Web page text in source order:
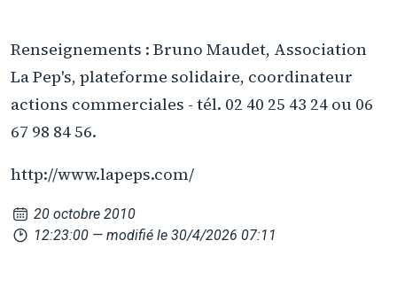
Renseignements : Bruno Maudet, Association
La Pep's, plateforme solidaire, coordinateur
actions commerciales - tél. 02 40 25 43 24 ou 06
67 98 84 56.
http://www.lapeps.com/
20 octobre 2010
12:23:00 — modifié le 30/4/2026 07:11